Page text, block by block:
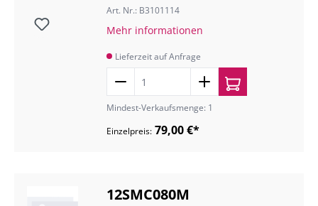
Art. Nr.: B3101114
Mehr informationen
Lieferzeit auf Anfrage
Mindest-Verkaufsmenge: 1
Einzelpreis: 79,00 €*
12SMC080M